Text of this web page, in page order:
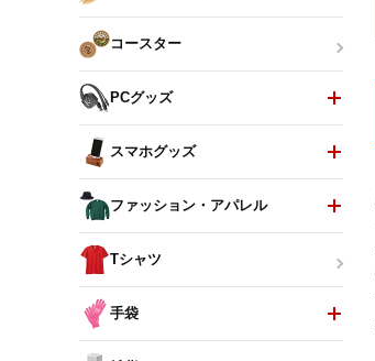
コースター
PCグッズ
スマホグッズ
ファッション・アパレル
Tシャツ
手袋